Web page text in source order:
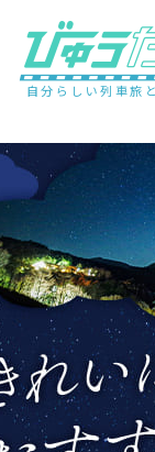
自分らしい列車旅